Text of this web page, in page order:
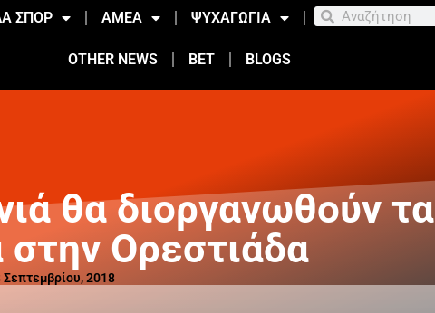
ΣΠΟΡ ΑΜΕΑ ΨΥΧΑΓΩΓΙΑ
OTHER NEWS BET BLOGS
θα διοργανωθούν τα
στην Ορεστιάδα
Σεπτεμβρίου, 2018